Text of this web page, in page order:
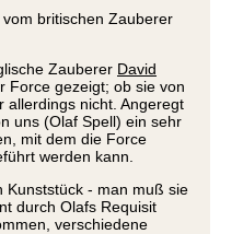
britischen Zauberer
Zauberer David
Force gezeigt; ob sie von
allerdings nicht. Angeregt
uns (Olaf Spell) ein sehr
mit dem die Force
werden kann.
Kunststück - man muß sie
durch Olafs Requisit
verschiedene